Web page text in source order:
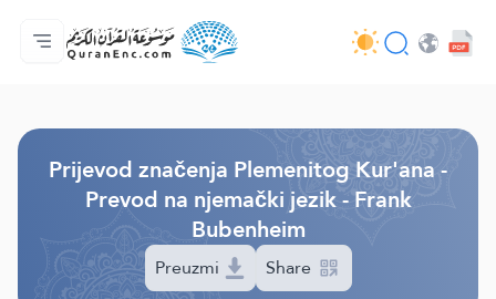
Početna stranica
Sadržaj prijevodā
Audio
Usluge programera - API
O projektu
Kontaktiraj nas
Jezik
Prijevod značenja Plemenitog Kur'ana -
Prevod na njemački jezik - Frank
Bubenheim
Preuzmi Share